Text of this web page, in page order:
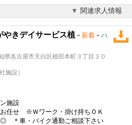
関連求人情報
やきデイサービス植 - 新着 - ハ
県名古屋市天白区植田本町３丁目３０
施設）
施設
お任せ ※Ｗワーク・ 掛け持ち ＯＫ
◎ ＊車・バイク通勤ご相談下さい